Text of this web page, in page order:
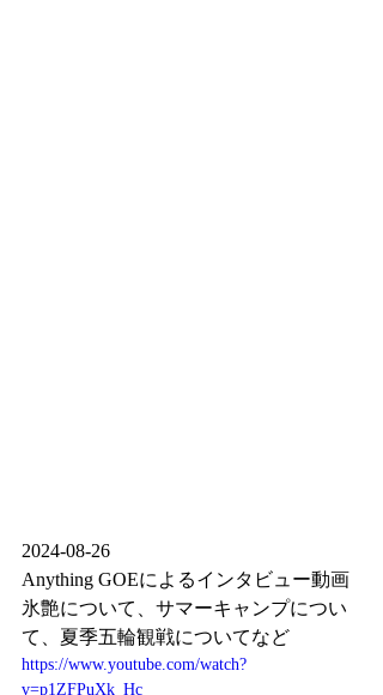
2024-08-26
Anything GOEによるインタビュー動画
氷艶について、サマーキャンプについ
て、夏季五輪観戦についてなど
https://www.youtube.com/watch?
v=p1ZFPuXk_Hc